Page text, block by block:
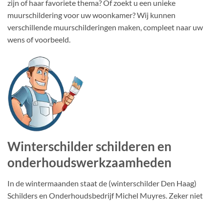
zijn of haar favoriete thema? Of zoekt u een unieke
muurschildering voor uw woonkamer? Wij kunnen
verschillende muurschilderingen maken, compleet naar uw
wens of voorbeeld.
Winterschilder schilderen en
onderhoudswerkzaamheden
In de wintermaanden staat de (winterschilder Den Haag)
Schilders en Onderhoudsbedrijf Michel Muyres. Zeker niet